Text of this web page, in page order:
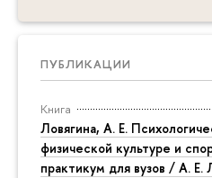
ПУБЛИКАЦИИ
Книга
Ловягина, А. Е.
физической культуре и
практикум для вузов / А. Е.